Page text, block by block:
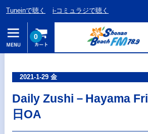
Tuneinで聴く i-コミュラジで聴く
0
2021-1-29 金
Daily Zushi－Hayama
日OA